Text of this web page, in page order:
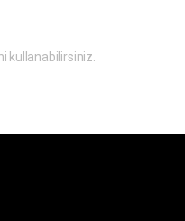
kullanabilirsiniz.